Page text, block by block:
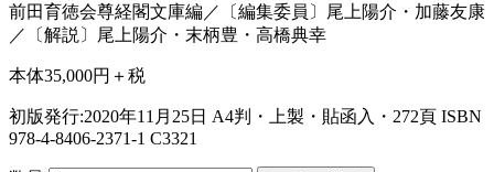
前田育徳会尊経閣文庫編／〔編集委員〕尾上陽介・加藤友康
／〔解説〕尾上陽介・末柄豊・高橋典幸
本体35,000円＋税
初版発行:2020年11月25日 A4判・上製・貼函入・272頁 ISBN
978-4-8406-2371-1 C3321